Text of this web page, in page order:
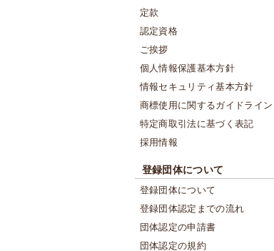
定款
認定資格
ご挨拶
個人情報保護基本方針
情報セキュリティ基本方針
商標使用に関するガイドライン
特定商取引法に基づく表記
採用情報
登録団体について
登録団体について
登録団体認定までの流れ
団体認定の申請書
団体認定の規約